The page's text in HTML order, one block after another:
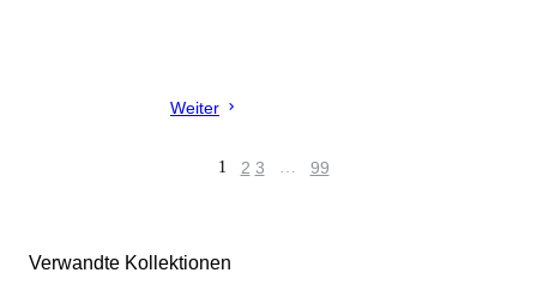
Weiter
1 2 3 … 99
Verwandte Kollektionen